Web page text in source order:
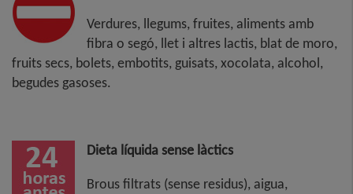
Verdures, llegums, fruites, aliments amb
fibra o segó, llet i altres lactis, blat de moro,
fruits secs, bolets, embotits, guisats, xocolata, alcohol,
begudes gasoses.
Dieta líquida sense làctics
Brous filtrats (sense residus), aigua,